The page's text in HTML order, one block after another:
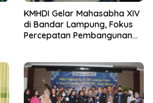
KMHDI Gelar Mahasabha XIV
di Bandar Lampung, Fokus
Percepatan Pembangunan